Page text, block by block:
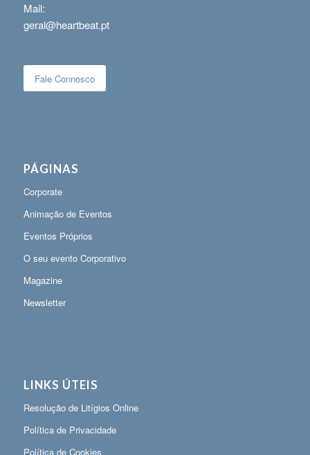
Mail:
geral@heartbeat.pt
Fale Connosco
PÁGINAS
Corporate
Animação de Eventos
Eventos Próprios
O seu evento Corporativo
Magazine
Newsletter
LINKS ÚTEIS
Resolução de Litígios Online
Política de Privacidade
Política de Cookies